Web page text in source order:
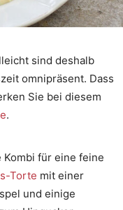
sind deshalb
omnipräsent. Dass
Sie bei diesem
.
für eine feine
Torte mit einer
und einige